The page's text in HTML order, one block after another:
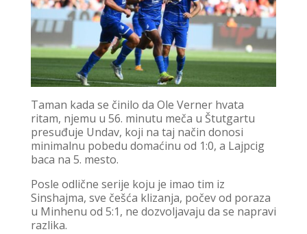
Taman kada se činilo da Ole Verner hvata
ritam, njemu u 56. minutu meča u Štutgartu
presuđuje Undav, koji na taj način donosi
minimalnu pobedu domaćinu od 1:0, a Lajpcig
baca na 5. mesto.
Posle odlične serije koju je imao tim iz
Sinshajma, sve češća klizanja, počev od poraza
u Minhenu od 5:1, ne dozvoljavaju da se napravi
razlika.